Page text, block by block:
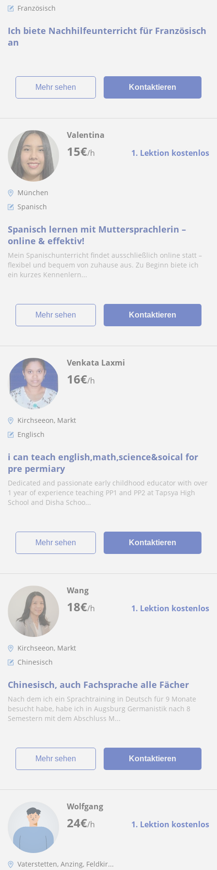
Französisch
Ich biete Nachhilfeunterricht für Französisch
an
Mehr sehen Kontaktieren
15€/h 1. Lektion kostenlos
Valentina
München
Spanisch
Spanisch lernen mit Muttersprachlerin –
online & effektiv!
Mein Spanischunterricht findet ausschließlich online statt –
flexibel und bequem von zuhause aus. Zu Beginn biete ich
ein kurzes Kennenlern...
Mehr sehen Kontaktieren
16€/h
Venkata Laxmi
Kirchseeon, Markt
Englisch
i can teach english,math,science&soical for
pre permiary
Dedicated and passionate early childhood educator with over
1 year of experience teaching PP1 and PP2 at Tapsya High
School and Disha Schoo...
Mehr sehen Kontaktieren
18€/h 1. Lektion kostenlos
Wang
Kirchseeon, Markt
Chinesisch
Chinesisch, auch Fachsprache alle Fächer
Nach dem ich ein Sprachtraining in Deutsch für 9 Monate
besucht habe, habe ich in Augsburg Germanistik nach 8
Semestern mit dem Abschluss M...
Mehr sehen Kontaktieren
24€/h 1. Lektion kostenlos
Wolfgang
Vaterstetten, Anzing, Feldkir...